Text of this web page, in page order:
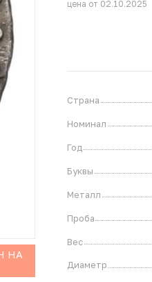
НА
цена от 02.10.2025
Страна
Номинал
Год
Буквы
Металл
Проба
Вес
Диаметр